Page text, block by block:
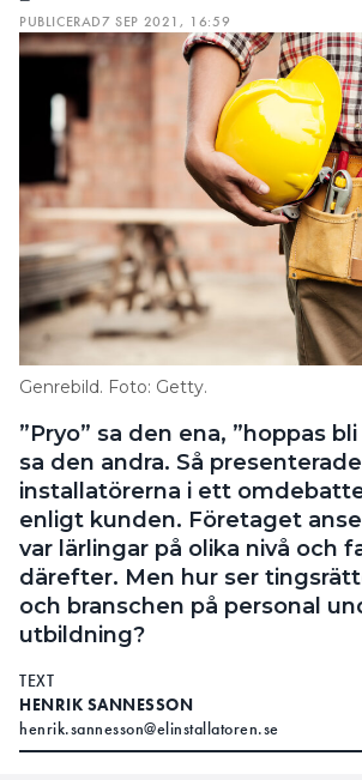
PUBLICERAD7 SEP 2021, 16:59
Genrebild. Foto: Getty.
”Pryo” sa den ena, ”hoppas
sa den andra. Så
installatörerna i ett
enligt kunden. Företaget
var lärlingar på olika nivå och
därefter. Men hur ser
och branschen på personal
utbildning?
TEXT
HENRIK SANNESSON
henrik.sannesson@elinstallatoren.se